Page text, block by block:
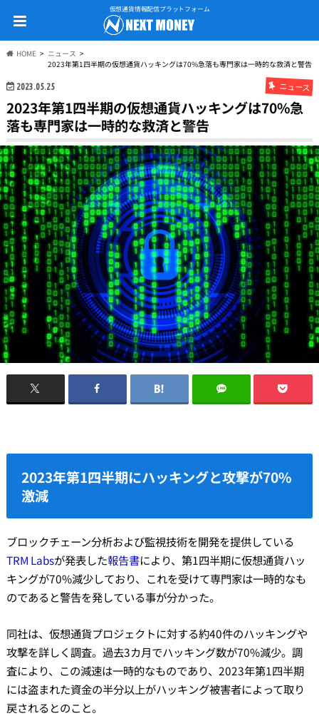
仮想通貨情報配信プラットフォーム
HOME
ニュース
2023年第1四半期の仮想通貨ハッキングは70%急落も専門家は一時的な救済と警告
2023.05.25 ニュース
2023年第1四半期の仮想通貨ハッキングは70%急
落も専門家は一時的な救済と警告
2023年第1四半期にハッキングと攻撃が70%
激減
ブロックチェーン分析および監視技術を開発を提供している
TRM Labsが発表した報告書により、第1四半期に仮想通貨ハッ
キングが70%減少しており、これを受けて専門家は一時的なも
のであると警告を発している事が分かった。
同社は、仮想通貨プロジェクトに対する約40件のハッキングや
攻撃を詳しく調査。過去3カ月でハッキング数が70%減少。調
査により、この減速は一時的なものであり、2023年第1四半期
には盗まれた資金の半分以上がハッキング被害者によって取り
戻されるとのこと。